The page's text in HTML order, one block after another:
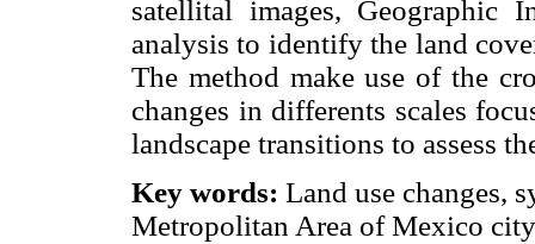
satellital images, Geographic
analysis to identify the land
The method make use of the
changes in differents scales
landscape transitions to assess
Key words: Land use changes,
Metropolitan Area of Mexico